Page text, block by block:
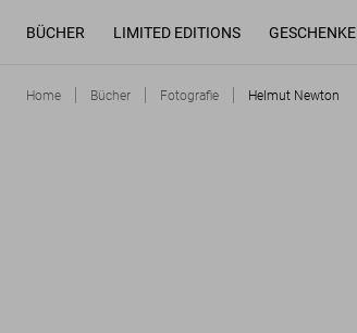
BÜCHER LIMITED EDITIONS GESCHENKE
Home Bücher Fotografie Helmut Newton